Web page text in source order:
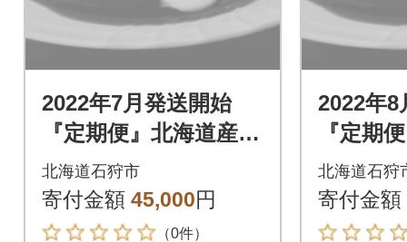
2022年7月発送開始
『定期便』北海道産と
ろけるチーズin道産牛
ハンバーグ120g×12個
全3回
北海道石狩市
寄付金額 45,000円
（0件）
2022年8
『定期
ろける
ハンバ
全3回
北海道石狩
寄付金額